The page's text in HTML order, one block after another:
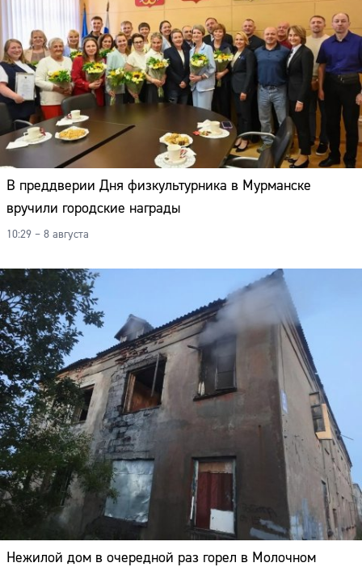
В преддверии Дня физкультурника в Мурманске
вручили городские награды
10:29 – 8 августа
Нежилой дом в очередной раз горел в Молочном